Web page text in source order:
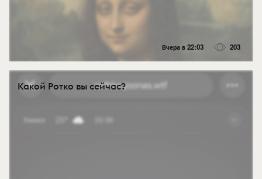
Вчера в 22:03 203
Какой Ротко вы сейчас?